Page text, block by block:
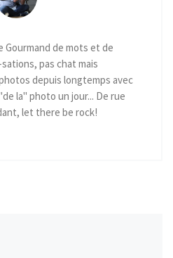
Gourmand de mots et de
pas chat mais
depuis longtemps avec
la" photo un jour... De rue
let there be rock!